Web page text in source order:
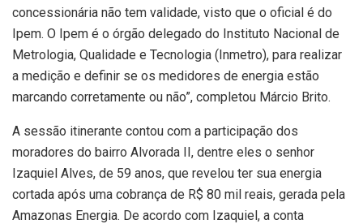
concessionária não tem validade, visto que o oficial é do
Ipem. O Ipem é o órgão delegado do Instituto Nacional de
Metrologia, Qualidade e Tecnologia (Inmetro), para realizar
a medição e definir se os medidores de energia estão
marcando corretamente ou não”, completou Márcio Brito.
A sessão itinerante contou com a participação dos
moradores do bairro Alvorada II, dentre eles o senhor
Izaquiel Alves, de 59 anos, que revelou ter sua energia
cortada após uma cobrança de R$ 80 mil reais, gerada pela
Amazonas Energia. De acordo com Izaquiel, a conta